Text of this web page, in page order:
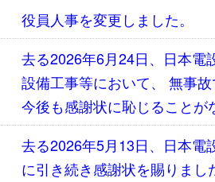
役員人事を変更しました。
去る2026年6月24日、日本電
設備工事等において、 無事
今後も感謝状に恥じることが
去る2026年5月13日、日本電
に引き続き感謝状を賜りま